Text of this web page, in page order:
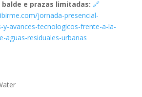
balde e prazas limitadas: 🔗
jornada-presencial-
avances-tecnologicos-frente-a-la-
aguas-residuales-urbanas